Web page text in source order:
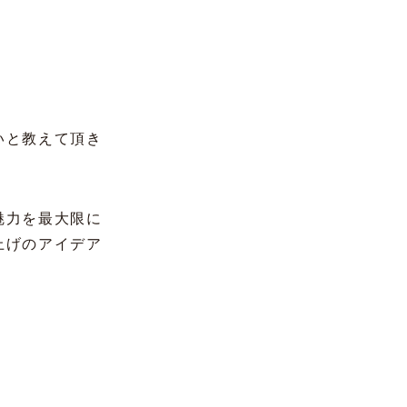
教えて頂き
を最大限に
のアイデア